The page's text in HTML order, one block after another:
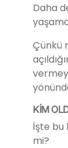
Daha
Çünkü
KİM
İşte bu
mi?